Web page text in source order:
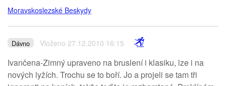
Moravskoslezské Beskydy
Dávno Vloženo 27.12.2010 16:15
Ivančena-Zimný upraveno na bruslení i klasiku, lze i na
nových lyžích. Trochu se to boří. Jo a projeli se tam tři